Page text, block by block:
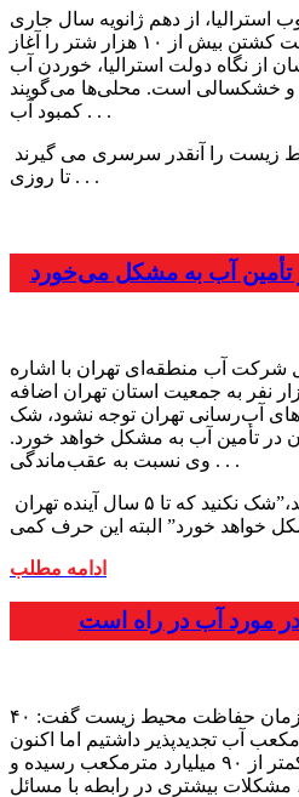
استرالیا، از دهم ژانویه سال جاری
سوار بالگرد شدند و ماموریت کشتن بیش از ۱۰ هزار شتر را آغاز
از نگاه دولت استرالیا، خوردن آب
و خشکسالی است. محلی‌ها می‌گویند
کمبود آب . . .
تا روزی . . .
آب منطقه‌ای تهران با اشاره
سالانه ۲۵۰ هزار نفر به جمعیت استان تهران اضافه
آب‌رسانی تهران توجه نشود، شک
تهران در تأمین آب به مشکل خواهد خورد.
وی نسبت به عقب‌ماندگی . . .
ادامه مطلب
مورد آب در راه است
عیسی کلانتری رئیس سازمان حفاظت محیط زیست گفت: ۴۰
مترمکعب آب تجدید‌پذیر داشتیم اما اکنون
منابع آبی تجدید‌پذیر کشور به کمتر از ۹۰ میلیارد مترمکعب رسیده و